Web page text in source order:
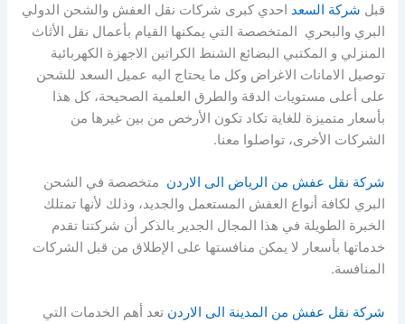
قبل شركة السعد احدي كبرى شركات نقل العفش والشحن الدولي
البري والبحري المتخصصة التي يمكنها القيام بأعمال نقل الأثاث
المنزلي و المكتبي البضائع الشنط الكراتين الاجهزة الكهربائية
توصيل الامانات الاغراض وكل ما يحتاج اليه عميل السعد للشحن
على أعلى مستويات الدقة والطرق العلمية الصحيحة، كل هذا
بأسعار متميزة للغاية تكاد تكون الأرخص من بين غيرها من
الشركات الأخرى، تواصلوا معنا.
شركة نقل عفش من الرياض الى الاردن متخصصة في الشحن
البري لكافة أنواع العفش المستعمل والجديد، وذلك لأنها تمتلك
الخبرة الطويلة في هذا المجال الجدير بالذكر أن شركتنا تقدم
خدماتها بأسعار لا يمكن منافستها على الإطلاق من قبل الشركات
المنافسة.
شركة نقل عفش من المدينة الى الاردن تعد أهم الخدمات التي